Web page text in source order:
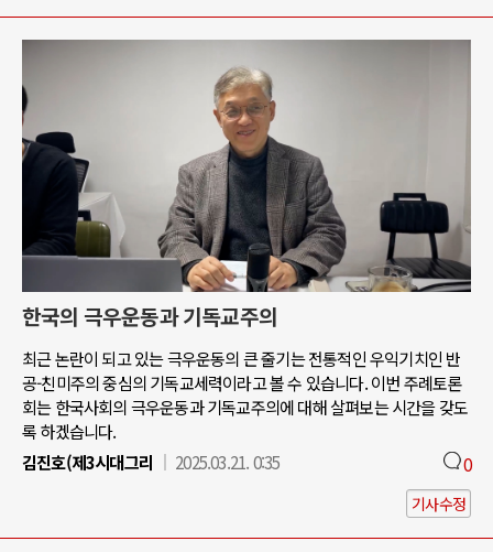
한국의 극우운동과 기독교주의
최근 논란이 되고 있는 극우운동의 큰 줄기는 전통적인 우익기치인 반
공-친미주의 중심의 기독교세력이라고 볼 수 있습니다. 이번 주례토론
회는 한국사회의 극우운동과 기독교주의에 대해 살펴보는 시간을 갖도
록 하겠습니다.
김진호(제3시대그리
2025.03.21. 0:35 0
기사수정